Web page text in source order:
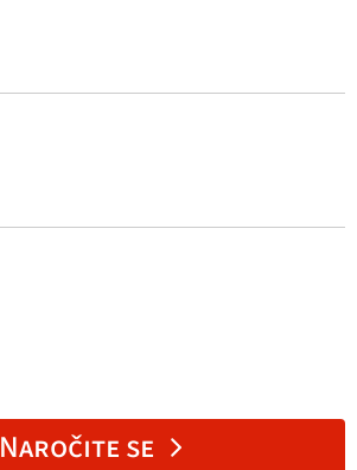
Naročite se